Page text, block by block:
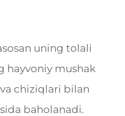
uning tolali
mushak
chiziqlari bilan
baholanadi.